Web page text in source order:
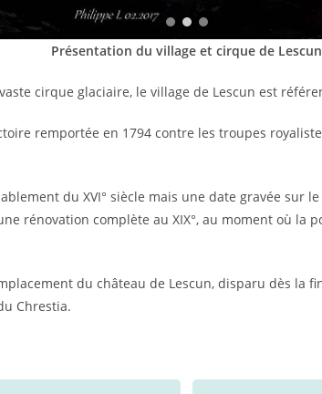
Présentation du village et cirque de Lescun
cirque glaciaire, le village de Lescun est
remportée en 1794 contre les troupes
du XVI° siècle mais une date gravée sur
rénovation complète au XIX°, au moment où la
du château de Lescun, disparu dès la
Chrestia.